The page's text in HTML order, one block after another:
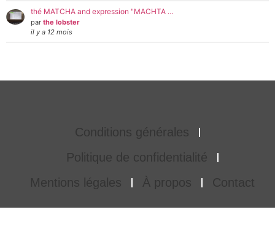
thé MATCHA and expression "MACHTA …
par the lobster
il y a 12 mois
Conditions générales
Politique de confidentialité
Mentions légales
À propos Contact